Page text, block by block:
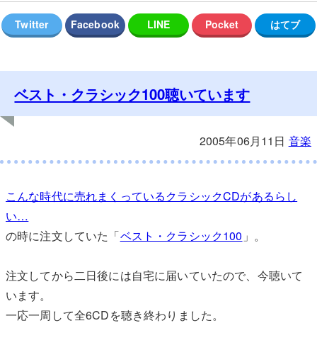
ベスト・クラシック100聴いています
2005年06月11日 音楽
こんな時代に売れまくっているクラシックCDがあるらし
い…
の時に注文していた「ベスト・クラシック100 」。
注文してから二日後には自宅に届いていたので、今聴いて
います。
一応一周して全6CDを聴き終わりました。